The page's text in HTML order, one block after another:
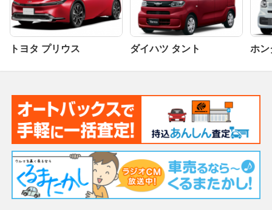
トヨタ プリウス ダイハツ タント ホン